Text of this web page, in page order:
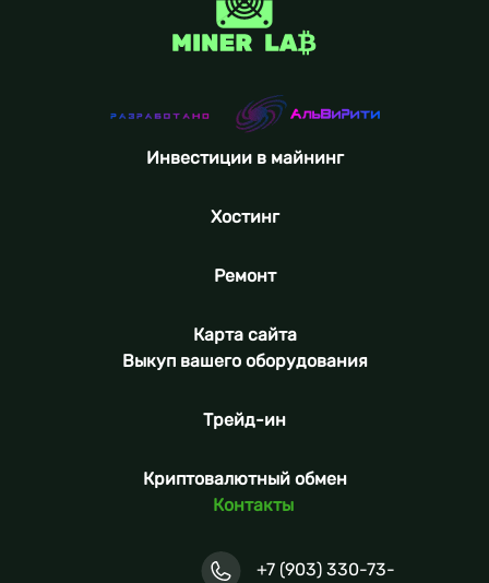
Инвестиции в майнинг
Хостинг
Ремонт
Карта сайта
Выкуп вашего оборудования
Трейд-ин
Криптовалютный обмен
Контакты
+7 (903) 330-73-